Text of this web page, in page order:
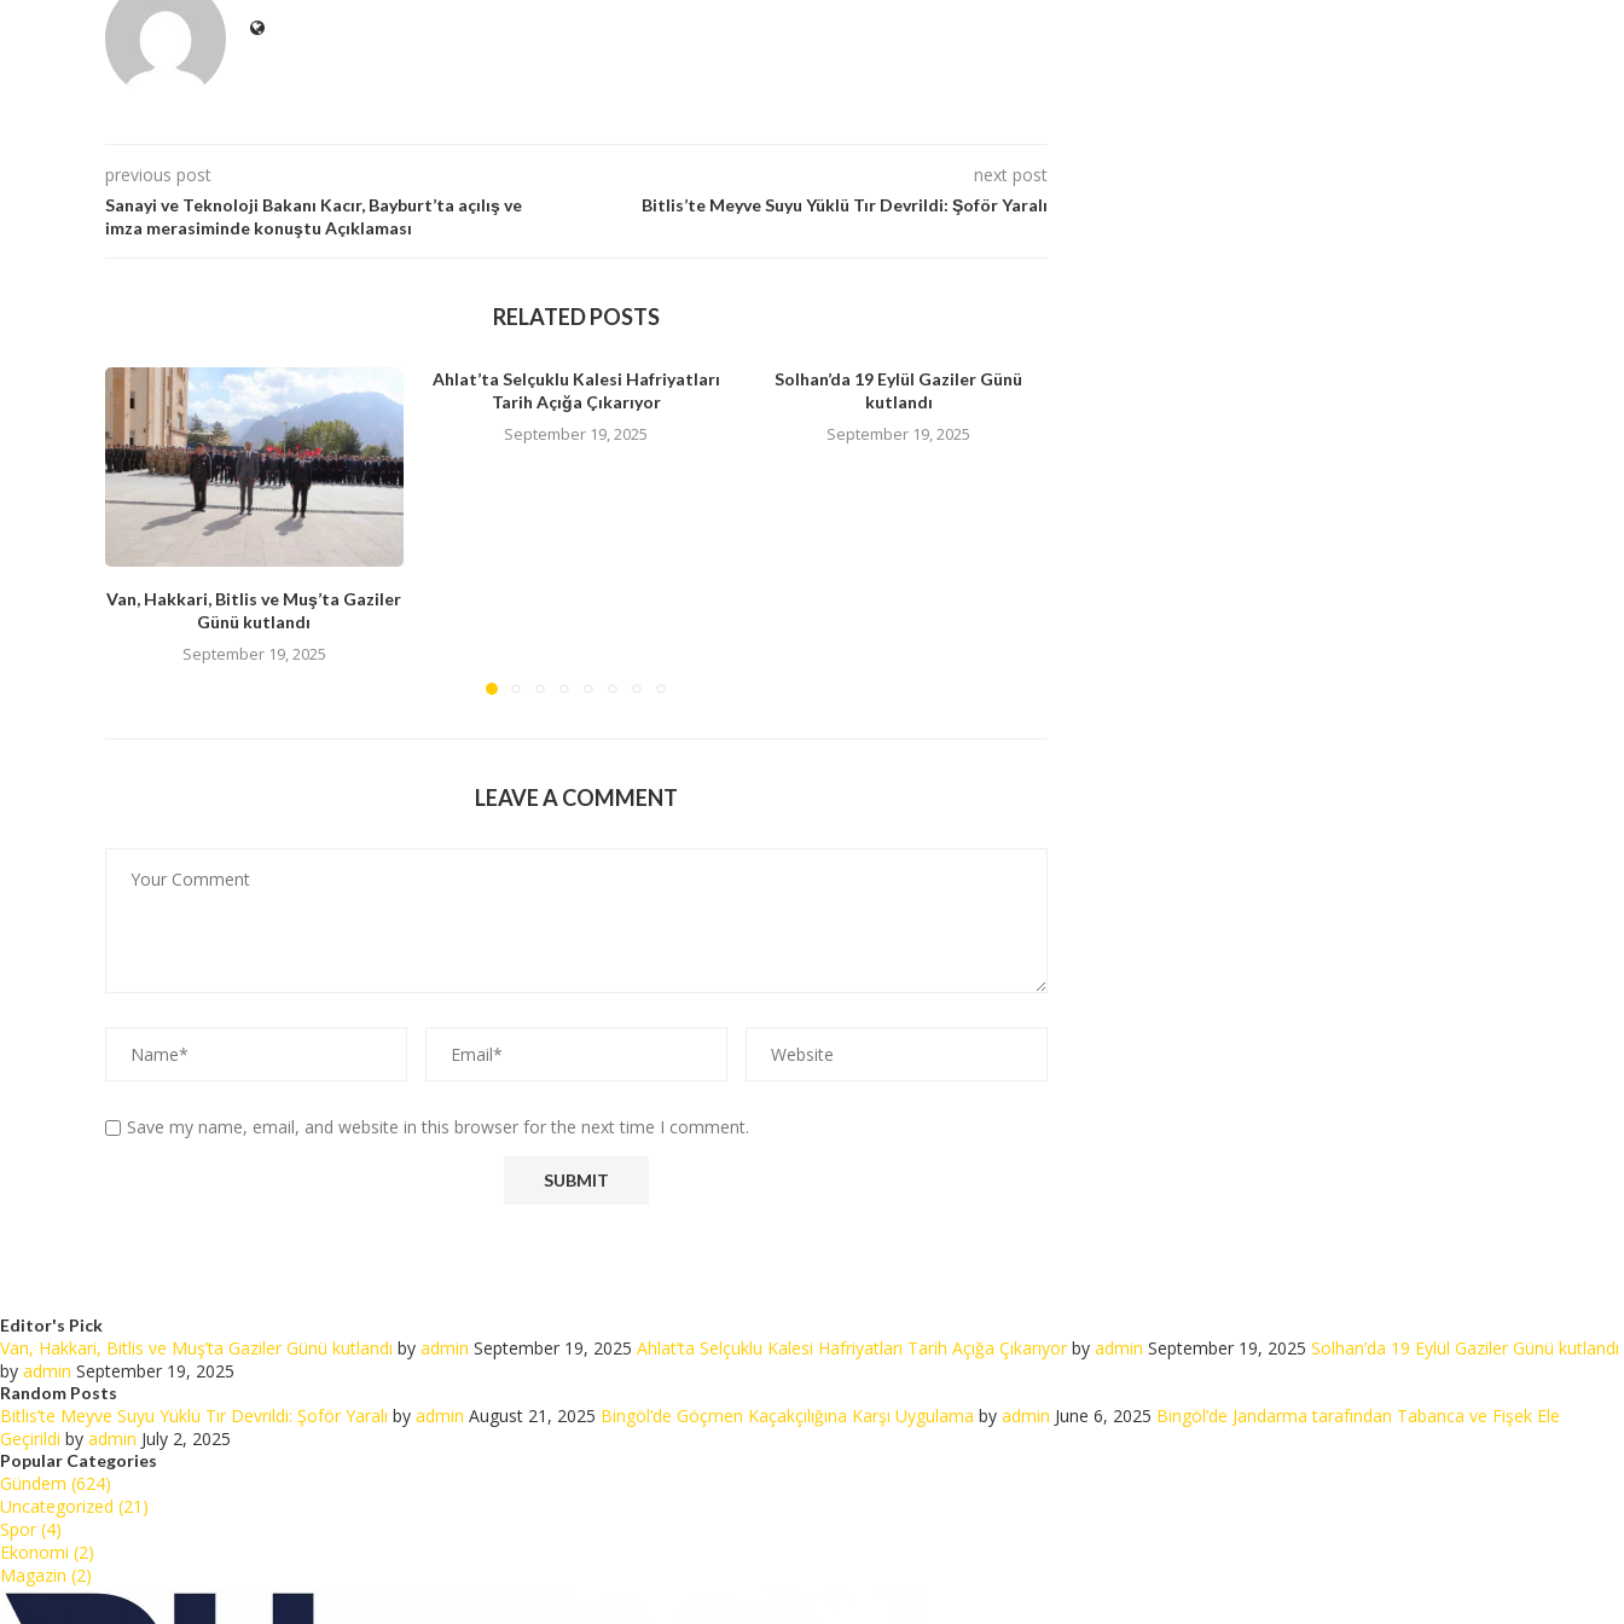
previous post
Sanayi ve Teknoloji Bakanı Kacır, Bayburt’ta açılış ve
imza merasiminde konuştu Açıklaması
next post
Bitlis’te Meyve Suyu Yüklü Tır Devrildi: Şoför Yaralı
RELATED POSTS
Van, Hakkari, Bitlis ve Muş’ta Gaziler
Günü kutlandı
September 19, 2025
Ahlat’ta Selçuklu Kalesi Hafriyatları
Tarih Açığa Çıkarıyor
September 19, 2025
Solhan’da 19 Eylül Gaziler Günü
kutlandı
September 19, 2025
LEAVE A COMMENT
Save my name, email, and website in this browser for the next time I comment.
Editor's Pick
Van, Hakkari, Bitlis ve Muş’ta Gaziler Günü kutlandı by admin September 19, 2025 Ahlat’ta Selçuklu Kalesi Hafriyatları Tarih Açığa Çıkarıyorby admin September 19, 2025 Solhan’da 19 Eylül Gaziler Günü kutlandı
by admin September 19, 2025
Random Posts
Bitlis’te Meyve Suyu Yüklü Tır Devrildi: Şoför Yaralı by admin August 21, 2025 Bingöl’de Göçmen Kaçakçılığına Karşı Uygulama by admin June 6, 2025 Bingöl’de Jandarma tarafından Tabanca ve Fişek Ele
Geçirildi by admin July 2, 2025
Popular Categories
Gündem (624)
Uncategorized (21)
Spor (4)
Ekonomi (2)
Magazin (2)